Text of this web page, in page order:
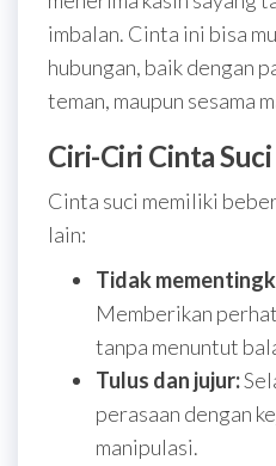
imbalan. Cinta ini bisa
hubungan, baik dengan
teman, maupun sesama
Ciri-Ciri Cinta Suci
Cinta suci memiliki
lain:
Tidak
Memberikan
tanpa menuntut
Tulus dan jujur:
perasaan dengan
manipulasi.